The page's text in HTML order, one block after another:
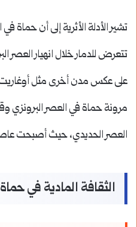
تشير الأدلة الأثرية إلى أن حماة
على عكس مدن أخرى مثل أوغاريت
مرونة حماة في العصر البرونزي
العصر الحديدي، حيث أصبحت
الثقافة المادية في